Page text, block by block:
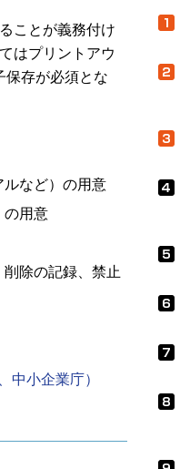
ことが義務付け
はプリントアウ
保存が必須とな
ルなど）の用意
の用意
除の記録、禁止
中小企業庁）